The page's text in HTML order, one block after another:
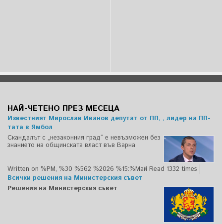
НАЙ-ЧЕТЕНО ПРЕЗ МЕСЕЦА
Известният Мирослав Иванов депутат от ПП, , лидер на ПП-
тата в Ямбол
Скандалът с „незаконния град“ е невъзможен без
знанието на общинската власт във Варна
Written on %PM, %30 %562 %2026 %15:%Май Read 1332 times
Всички решения на Министерския съвет
Решения на Министерския съвет